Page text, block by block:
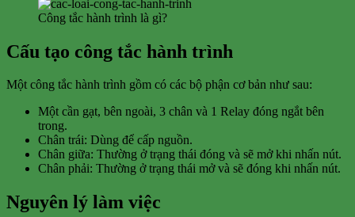
Công tắc hành trình là gì?
Cấu tạo công tắc hành trình
Một công tắc hành trình gồm có các bộ phận cơ bản như sau:
Một cần gạt, bên ngoài, 3 chân và 1 Relay đóng ngắt bên
trong.
Chân trái: Dùng để cấp nguồn.
Chân giữa: Thường ở trạng thái đóng và sẽ mở khi nhấn nút.
Chân phải: Thường ở trạng thái mở và sẽ đóng khi nhấn nút.
Nguyên lý làm việc